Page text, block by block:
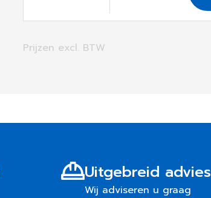
Prijzen excl. BTW
Uitgebreid advies
Wij adviseren u graag